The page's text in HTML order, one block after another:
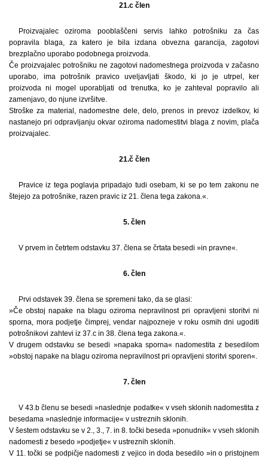
21.c člen
Proizvajalec oziroma pooblaščeni servis lahko potrošniku za čas
popravila blaga, za katero je bila izdana obvezna garancija, zagotovi
brezplačno uporabo podobnega proizvoda.
Če proizvajalec potrošniku ne zagotovi nadomestnega proizvoda v začasno
uporabo, ima potrošnik pravico uveljavljati škodo, ki jo je utrpel, ker
proizvoda ni mogel uporabljati od trenutka, ko je zahteval popravilo ali
zamenjavo, do njune izvršitve.
Stroške za material, nadomestne dele, delo, prenos in prevoz izdelkov, ki
nastanejo pri odpravljanju okvar oziroma nadomestitvi blaga z novim, plača
proizvajalec.
21.č člen
Pravice iz tega poglavja pripadajo tudi osebam, ki se po tem zakonu ne
štejejo za potrošnike, razen pravic iz 21. člena tega zakona.«.
5. člen
V prvem in četrtem odstavku 37. člena se črtata besedi »in pravne«.
6. člen
Prvi odstavek 39. člena se spremeni tako, da se glasi:
»Če obstoj napake na blagu oziroma nepravilnost pri opravljeni storitvi ni
sporna, mora podjetje čimprej, vendar najpozneje v roku osmih dni ugoditi
potrošnikovi zahtevi iz 37.c in 38. člena tega zakona.«.
V drugem odstavku se besedi »napaka sporna« nadomestita z besedilom
»obstoj napake na blagu oziroma nepravilnost pri opravljeni storitvi sporen«.
7. člen
V 43.b členu se besedi »naslednje podatke« v vseh sklonih nadomestita z
besedama »naslednje informacije« v ustreznih sklonih.
V šestem odstavku se v 2., 3., 7. in 8. točki beseda »ponudnik« v vseh sklonih
nadomesti z besedo »podjetje« v ustreznih sklonih.
V 11. točki se podpičje nadomesti z vejico in doda besedilo »in o pristojnem